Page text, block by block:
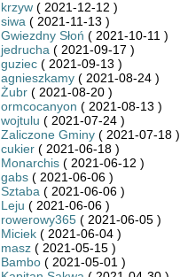
krzyw( 2021-12-12 )
siwa ( 2021-11-13 )
Gwiezdny Słoń ( 2021-10-11 )
jedrucha ( 2021-09-17 )
guziec( 2021-09-13 )
agnieszkamy( 2021-08-24 )
Żubr( 2021-08-20 )
ormcocanyon ( 2021-08-13 )
wojtulu ( 2021-07-24 )
Zaliczone Gminy( 2021-07-18 )
cukier( 2021-06-18 )
Monarchis( 2021-06-12 )
gabs( 2021-06-06 )
Sztaba ( 2021-06-06 )
Leju ( 2021-06-06 )
rowerowy365( 2021-06-05 )
Miciek( 2021-06-04 )
masz( 2021-05-15 )
Bambo( 2021-05-01 )